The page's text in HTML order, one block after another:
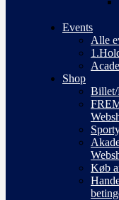
Events
Alle
Shop
Køb